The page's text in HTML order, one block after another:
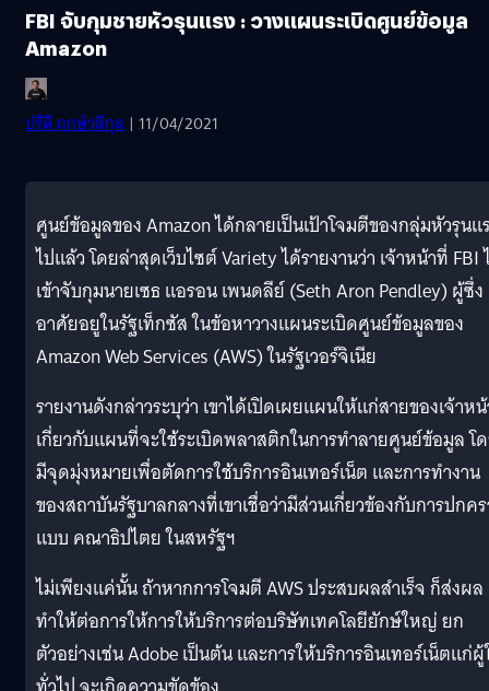
FBI จับกุมชายหัวรุนแรง : วางแผนระเบิดศูนย์ข้อมูล
Amazon
ปรีดี ฤกษ์วลีกุล | 11/04/2021
ศูนย์ข้อมูลของ Amazon ได้กลายเป็นเป้าโจมตีของกลุ่มหัวรุนแ
ไปแล้ว โดยล่าสุดเว็บไซต์ Variety ได้รายงานว่า เจ้าหน้าที่ FBI
เข้าจับกุมนายเซธ แอรอน เพนดลีย์ (Seth Aron Pendley) ผู้ซึ่ง
อาศัยอยูในรัฐเท็กซัส ในข้อหาวางแผนระเบิดศูนย์ข้อมูลของ
Amazon Web Services (AWS) ในรัฐเวอร์จิเนีย
รายงานดังกล่าวระบุว่า เขาได้เปิดเผยแผนให้แก่สายของเจ้าห
เกี่ยวกับแผนที่จะใช้ระเบิดพลาสติกในการทำลายศูนย์ข้อมูล โ
มีจุดมุ่งหมายเพื่อตัดการใช้บริการอินเทอร์เน็ต และการทำงาน
ของสถาบันรัฐบาลกลางที่เขาเชื่อว่ามีส่วนเกี่ยวข้องกับการปกค
แบบ คณาธิปไตย ในสหรัฐฯ
ไม่เพียงแค่นั้น ถ้าหากการโจมตี AWS ประสบผลสำเร็จ ก็ส่งผล
ทำให้ต่อการให้การให้บริการต่อบริษัทเทคโลยียักษ์ใหญ่ ยก
ตัวอย่างเช่น Adobe เป็นต้น และการให้บริการอินเทอร์เน็ตแก่